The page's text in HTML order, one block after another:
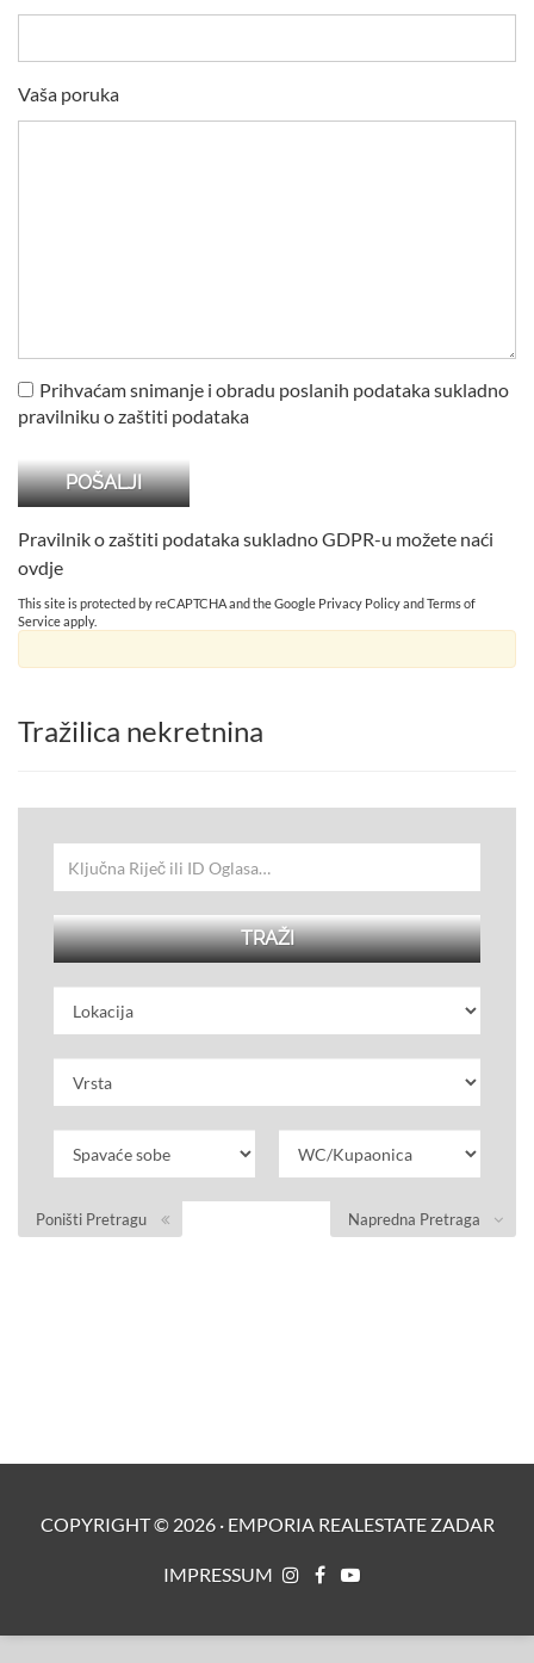
Vaša poruka
Prihvaćam snimanje i obradu poslanih podataka sukladno
pravilniku o zaštiti podataka
Pravilnik o zaštiti podataka sukladno GDPR-u možete naći
ovdje
This site is protected by reCAPTCHA and the Google Privacy PolicyandTerms of
Serviceapply.
Tražilica nekretnina
Napredna Pretraga
Poništi Pretragu
COPYRIGHT © 2026· EMPORIA REALESTATE ZADAR
IMPRESSUM